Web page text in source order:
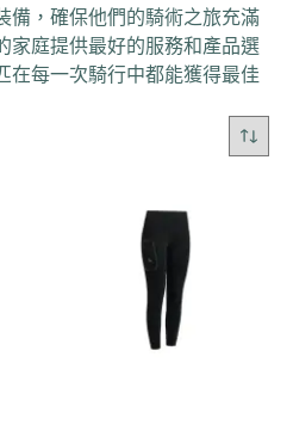
備，確保他們的騎術之旅充滿
家庭提供最好的服務和產品選
在每一次騎行中都能獲得最佳